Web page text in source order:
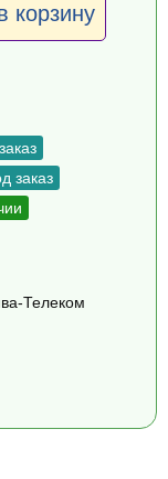
корзину
заказ
Телеком